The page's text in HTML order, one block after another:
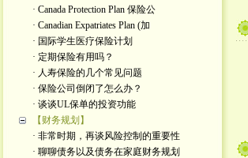
· Canada Protection Plan 保险公
· Canadian Expatriates Plan (加
· 国际学生医疗保险计划
· 定期保险有用吗？
· 人寿保险的几个常见问题
· 保险公司倒闭了怎么办？
· 谈谈UL保单的投资功能
【财务规划】
· 非常时期，再谈风险控制的重要性
· 聊聊债务以及债务在家庭财务规划